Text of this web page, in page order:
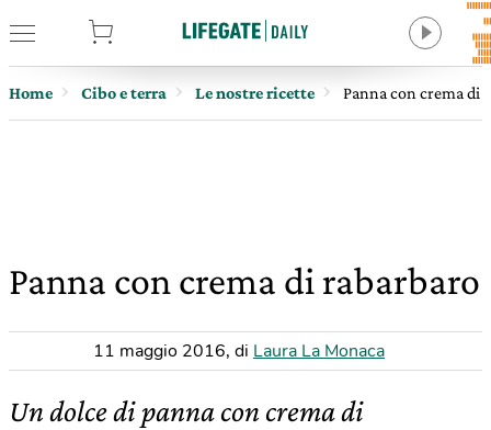
Home Cibo e terra Le nostre ricette Panna con crema di
Panna con crema di rabarbaro
11 maggio 2016, di Laura La Monaca
Un dolce di panna con crema di